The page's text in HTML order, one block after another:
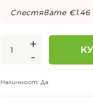
Спестявате €1.46
+
-
Наличност: Да